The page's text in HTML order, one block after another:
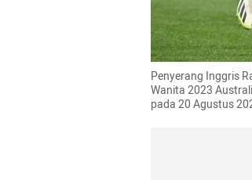
Penyerang Inggris
Wanita 2023
pada 20 Agustus